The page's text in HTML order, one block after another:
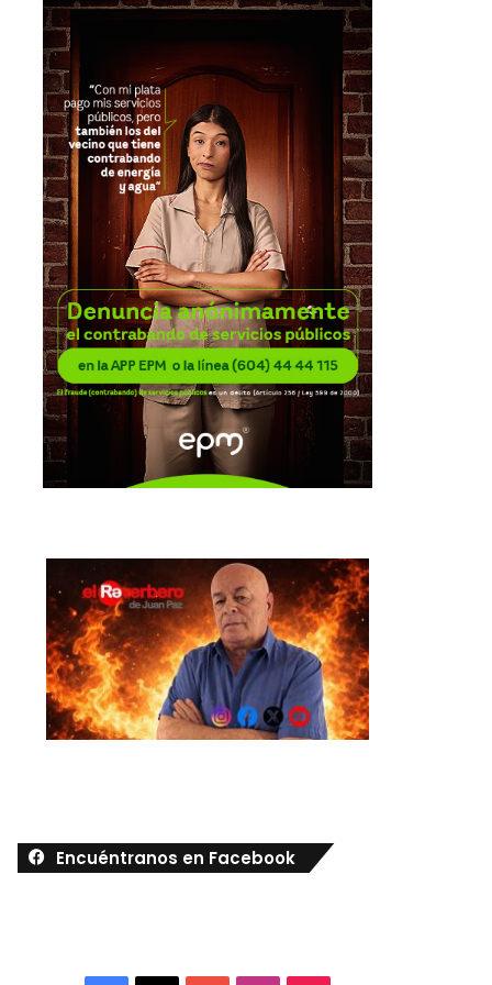
Encuéntranos en Facebook